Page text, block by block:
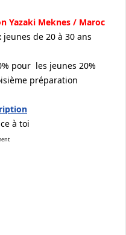
Yazaki Meknes / Maroc
pour les jeunes
préparation
à toi